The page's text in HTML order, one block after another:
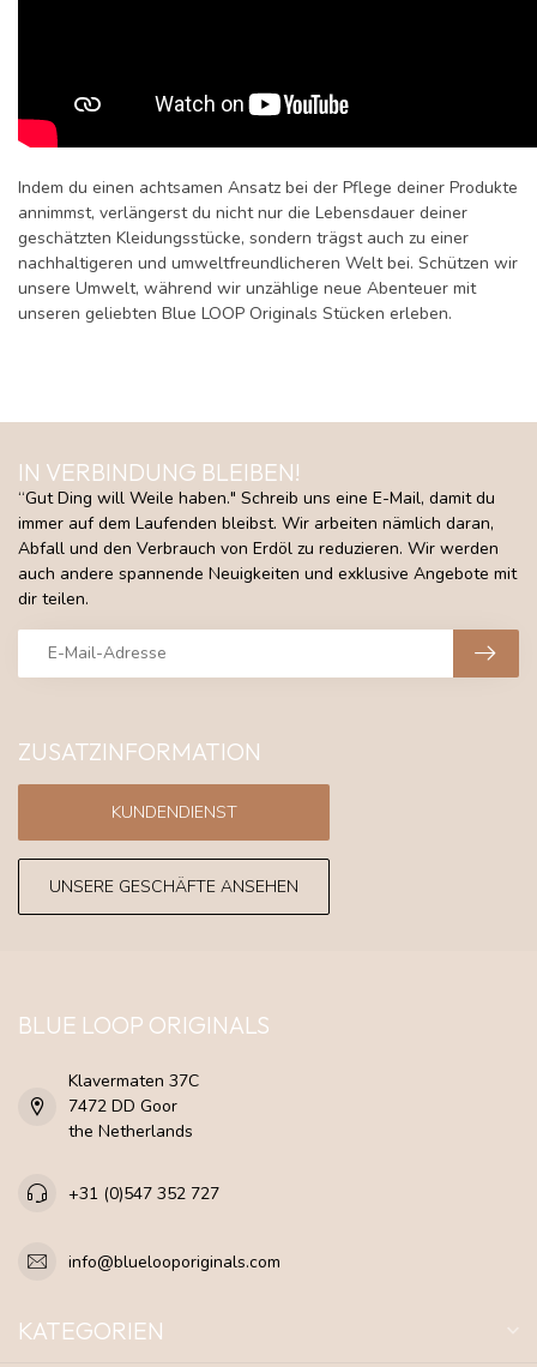
Indem du einen achtsamen Ansatz bei der Pflege deiner Produkte
annimmst, verlängerst du nicht nur die Lebensdauer deiner
geschätzten Kleidungsstücke, sondern trägst auch zu einer
nachhaltigeren und umweltfreundlicheren Welt bei. Schützen wir
unsere Umwelt, während wir unzählige neue Abenteuer mit
unseren geliebten Blue LOOP Originals Stücken erleben.
ZUSATZINFORMATION
KUNDENDIENST
UNSERE GESCHÄFTE ANSEHEN
IN VERBINDUNG BLEIBEN!
“Gut Ding will Weile haben." Schreib uns eine E-Mail, damit du
immer auf dem Laufenden bleibst. Wir arbeiten nämlich daran,
Abfall und den Verbrauch von Erdöl zu reduzieren. Wir werden
auch andere spannende Neuigkeiten und exklusive Angebote mit
dir teilen.
BLUE LOOP ORIGINALS
Klavermaten 37C
7472 DD Goor
the Netherlands
+31 (0)547 352 727
info@bluelooporiginals.com
KATEGORIEN